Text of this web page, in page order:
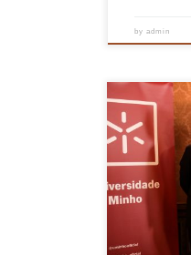
byadmin
A Universidade
protocolo para a
“Bolsas de
A cerimónia
Braga, na